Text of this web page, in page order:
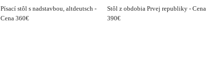
Písací stôl s nadstavbou, altdeutsch -
Cena 360€
Stôl z obdobia Prvej republiky - Cena
390€